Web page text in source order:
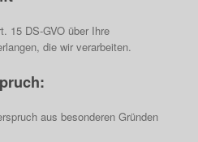
15 DS-GVO über Ihre
die wir verarbeiten.
aus besonderen Gründen